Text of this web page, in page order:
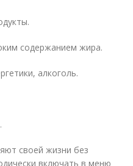
содержанием жира.
алкоголь.
своей жизни без
включать в меню